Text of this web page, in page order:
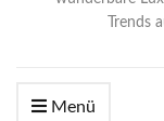
Trends
Menü